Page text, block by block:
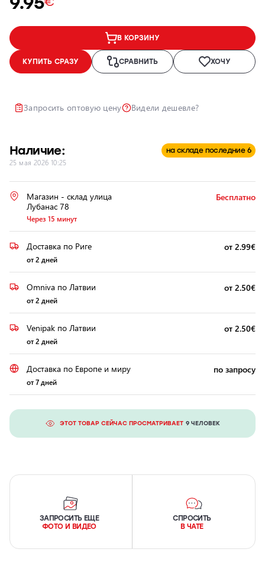
В КОРЗИНУ
КУПИТЬ СРАЗУ СРАВНИТЬ ХОЧУ
Запросить оптовую цену Видели дешевле?
Наличие: на складе последние 6
25 мая 2026 10:25
Магазин - склад улица
Лубанас 78
Через 15 минут
Бесплатно
Доставка по Риге
от 2 дней
от 2.99€
Omniva по Латвии
от 2 дней
от 2.50€
Venipak по Латвии
от 2 дней
от 2.50€
Доставка по Европе и миру
от 7 дней
по запросу
ЭТОТ ТОВАР СЕЙЧАС ПРОСМАТРИВАЕТ 9 ЧЕЛОВЕК
ЗАПРОСИТЬ ЕЩЕ
ФОТО И ВИДЕО
СПРОСИТЬ
В ЧАТЕ
восстановление
автомобильных
фар
Полировка
Установка